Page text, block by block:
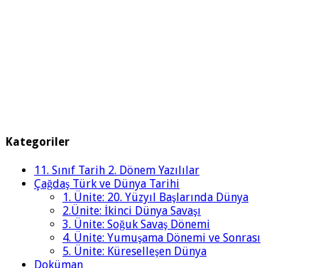
Kategoriler
11. Sınıf Tarih 2. Dönem Yazılılar
Çağdaş Türk ve Dünya Tarihi
1. Ünite: 20. Yüzyıl Başlarında Dünya
2.Ünite: İkinci Dünya Savaşı
3. Ünite: Soğuk Savaş Dönemi
4. Ünite: Yumuşama Dönemi ve Sonrası
5. Ünite: Küreselleşen Dünya
Doküman